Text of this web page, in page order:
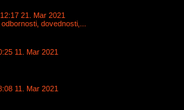
12:17 21. Mar 2021
dovednosti,...
11. Mar 2021
11. Mar 2021